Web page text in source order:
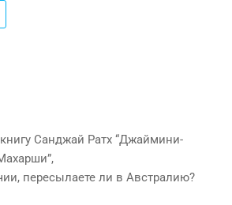
Санджай Ратх “Джаймини-
пересылаете ли в Австралию?